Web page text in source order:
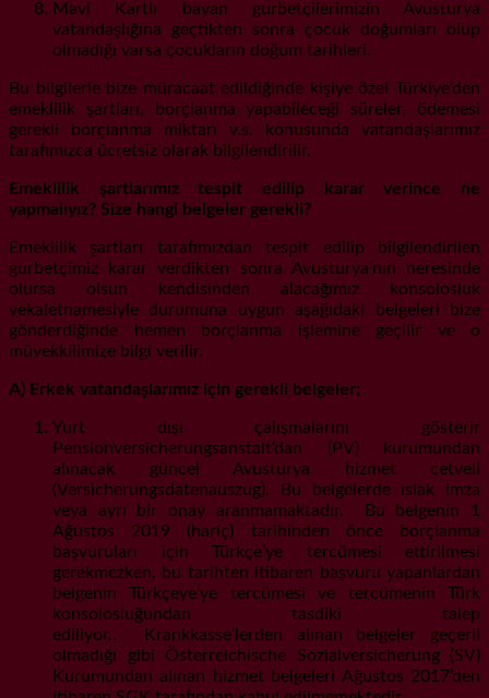
Mavi Kartlı bayan gurbetçilerimizin Avusturya
vatandaşlığına geçtikten sonra çocuk doğumları olup
olmadığı varsa çocukların doğum tarihleri.
Bu bilgilerle bize müracaat edildiğinde kişiye özel Türkiye’den
emeklilik şartları, borçlanma yapabileceği süreler, ödemesi
gerekli borçlanma miktarı v.s. konusunda vatandaşlarımız
tarafımızca ücretsiz olarak bilgilendirilir.
Emeklilik şartlarımız tespit edilip karar verince ne
yapmalıyız? Size hangi belgeler gerekli?
Emeklilik şartları tarafımızdan tespit edilip bilgilendirilen
gurbetçimiz karar verdikten sonra Avusturya‘nın neresinde
olursa olsun kendisinden alacağımız konsolosluk
vekaletnamesiyle durumuna uygun aşağıdaki belgeleri bize
gönderdiğinde hemen borçlanma işlemine geçilir ve o
müvekkilimize bilgi verilir.
A) Erkek vatandaşlarımız için gerekli belgeler;
Yurt dışı çalışmalarını gösterir
Pensionversicherungsanstalt‘dan (PV) kurumundan
alınacak güncel Avusturya hizmet cetveli
(Versicherungsdatenauszug). Bu belgelerde ıslak imza
veya ayrı bir onay aranmamaktadır. Bu belgenin 1
Ağustos 2019 (hariç) tarihinden önce borçlanma
başvuruları için Türkçe’ye tercümesi ettirilmesi
gerekmezken, bu tarihten itibaren başvuru yapanlardan
belgenin Türkçeye’ye tercümesi ve tercümenin Türk
konsolosluğundan tasdiki talep
ediliyor.. Krankkasse’lerden alınan belgeler geçerli
olmadığı gibi Österreichische Sozialversicherung (SV)
Kurumundan alınan hizmet belgeleri Ağustos 2017’den